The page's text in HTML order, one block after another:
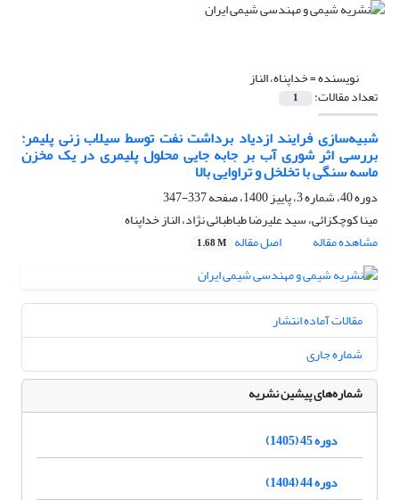
نویسنده =خداپناه، الناز
تعداد مقالات: 1
شبیه‌سازی فرایند ازدیاد برداشت نفت توسط سیلاب زنی پلیمر:
بررسی اثر شوری آب بر جابه جایی محلول پلیمری در یک مخزن
ماسه سنگی با تخلخل و تراوایی بالا
دوره 40، شماره 3، پاییز 1400، صفحه
337-347
مینا کوچکزائی، سید علیرضا طباطبائی نژاد، الناز خداپناه
مشاهده مقاله
اصل مقاله 1.68 M
مقالات آماده انتشار
شماره جاری
شماره‌های پیشین نشریه
دوره 45 (1405)
دوره 44 (1404)